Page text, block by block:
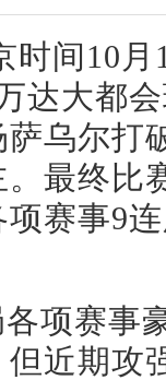
时间10
达大都
乌尔打
最终比
赛事9
项赛事
近期攻